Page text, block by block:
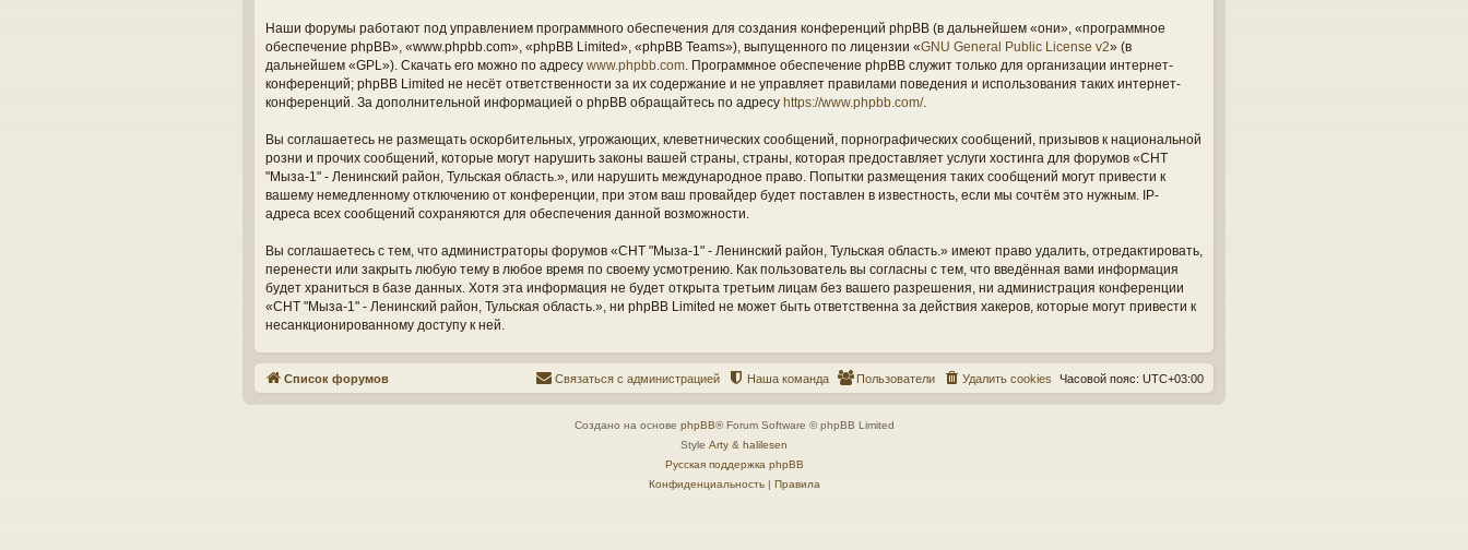
Наши форумы работают под управлением программного обеспечения для создания конференций phpBB (в дальнейшем «они», «программное
обеспечение phpBB», «www.phpbb.com», «phpBB Limited», «phpBB Teams»), выпущенного по лицензии «GNU General Public License v2» (в
дальнейшем «GPL»). Скачать его можно по адресу www.phpbb.com . Программное обеспечение phpBB служит только для организации интернет-
конференций; phpBB Limited не несёт ответственности за их содержание и не управляет правилами поведения и использования таких интернет-
конференций. За дополнительной информацией о phpBB обращайтесь по адресу https://www.phpbb.com/.
Вы соглашаетесь не размещать оскорбительных, угрожающих, клеветнических сообщений, порнографических сообщений, призывов к национальной
розни и прочих сообщений, которые могут нарушить законы вашей страны, страны, которая предоставляет услуги хостинга для форумов «СНТ
"Мыза-1" - Ленинский район, Тульская область.», или нарушить международное право. Попытки размещения таких сообщений могут привести к
вашему немедленному отключению от конференции, при этом ваш провайдер будет поставлен в известность, если мы сочтём это нужным. IP-
адреса всех сообщений сохраняются для обеспечения данной возможности.
Вы соглашаетесь с тем, что администраторы форумов «СНТ "Мыза-1" - Ленинский район, Тульская область.» имеют право удалить, отредактировать,
перенести или закрыть любую тему в любое время по своему усмотрению. Как пользователь вы согласны с тем, что введённая вами информация
будет храниться в базе данных. Хотя эта информация не будет открыта третьим лицам без вашего разрешения, ни администрация конференции
«СНТ "Мыза-1" - Ленинский район, Тульская область.», ни phpBB Limited не может быть ответственна за действия хакеров, которые могут привести к
несанкционированному доступу к ней.
Список форумов Часовой пояс: UTC+03:00
Удалить cookies
Пользователи
Наша команда
Связаться с администрацией
Создано на основе phpBB® Forum Software © phpBB Limited
Style Arty & halilesen
Русская поддержка phpBB
Конфиденциальность| Правила